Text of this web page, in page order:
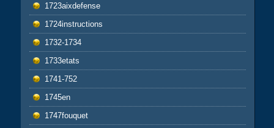
1723aixdefense
1724instructions
1732-1734
1733etats
1741-752
1745en
1747fouquet